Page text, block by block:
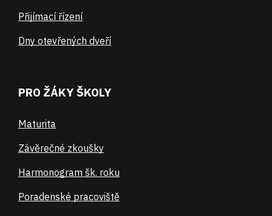
Přijímací řízení
Dny otevřených dveří
PRO ŽÁKY ŠKOLY
Maturita
Závěrečné zkoušky
Harmonogram šk. roku
Poradenské pracoviště